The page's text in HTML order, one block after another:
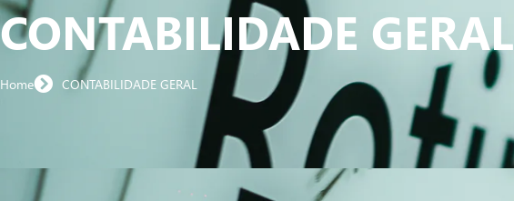
CONTABILIDADE GERAL​
Home CONTABILIDADE GERAL​